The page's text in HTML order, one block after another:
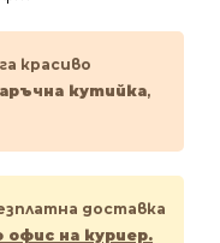
красиво
кутийка,
доставка
офис на куриер.